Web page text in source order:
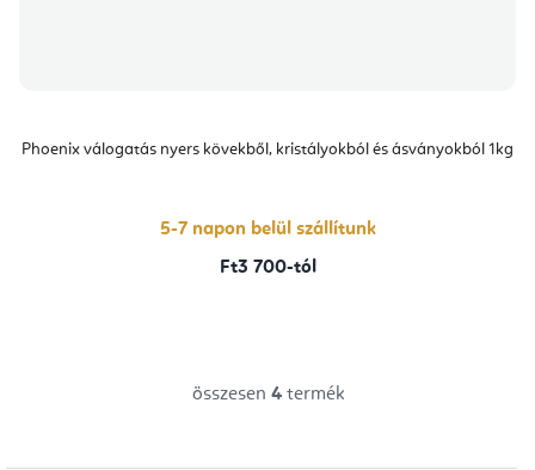
Phoenix válogatás nyers kövekből, kristályokból és ásványokból 1kg
5-7 napon belül szállítunk
Ft3 700-tól
összesen 4termék